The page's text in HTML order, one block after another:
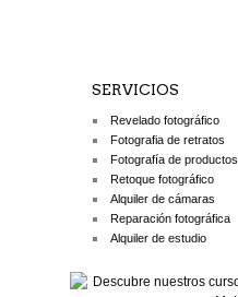
SERVICIOS
Revelado fotográfico
Fotografia de retratos
Fotografía de productos
Retoque fotográfico
Alquiler de cámaras
Reparación fotográfica
Alquiler de estudio